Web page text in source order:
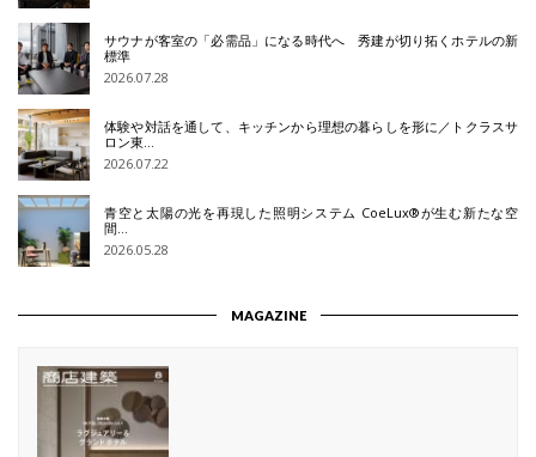
サウナが客室の「必需品」になる時代へ 秀建が切り拓くホテルの新
標準
2026.07.28
体験や対話を通して、キッチンから理想の暮らしを形に／トクラスサ
ロン東…
2026.07.22
青空と太陽の光を再現した照明システム CoeLux®が生む新たな空
間…
2026.05.28
MAGAZINE